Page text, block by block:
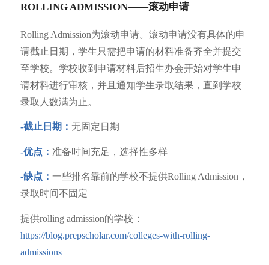
ROLLING ADMISSION——滚动申请
Rolling Admission为滚动申请。滚动申请没有具体的申
请截止日期，学生只需把申请的材料准备齐全并提交
至学校。学校收到申请材料后招生办会开始对学生申
请材料进行审核，并且通知学生录取结果，直到学校
录取人数满为止。
-截止日期： 无固定日期
-优点： 准备时间充足，选择性多样
-缺点： 一些排名靠前的学校不提供Rolling Admission，
录取时间不固定
提供rolling admission的学校：
https://blog.prepscholar.com/colleges-with-rolling-
admissions